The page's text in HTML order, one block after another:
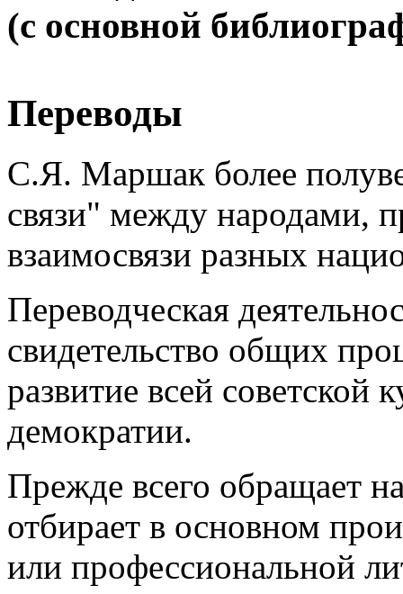
(с основной
Переводы
С.Я. Маршак более
связи" между народами,
взаимосвязи разных
Переводческая
свидетельство общих
развитие всей советской
демократии.
Прежде всего обращает
отбирает в основном
или профессиональной